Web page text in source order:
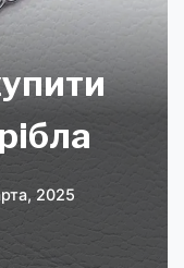
2025